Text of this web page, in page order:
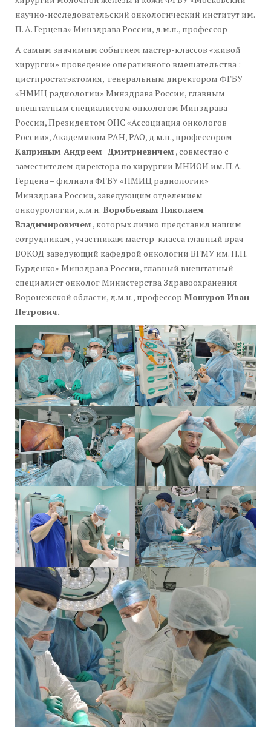
научно-исследовательский онкологический институт им.
П. А. Герцена» Минздрава России, д.м.н., профессор
А самым значимым событием мастер-классов «живой
хирургии» проведение оперативного вмешательства :
цистпростатэктомия, генеральным директором ФГБУ
«НМИЦ радиологии» Минздрава России, главным
внештатным специалистом онкологом Минздрава
России, Президентом ОНС «Ассоциация онкологов
России», Академиком РАН, РАО, д.м.н., профессором
Каприным Андреем Дмитриевичем , совместно с
заместителем директора по хирургии МНИОИ им. П.А.
Герцена – филиала ФГБУ «НМИЦ радиологии»
Минздрава России, заведующим отделением
онкоурологии, к.м.н. Воробьевым Николаем
Владимировичем , которых лично представил нашим
сотрудникам , участникам мастер-класса главный врач
ВОКОД заведующий кафедрой онкологии ВГМУ им. Н.Н.
Бурденко» Минздрава России, главный внештатный
специалист онколог Министерства Здравоохранения
Воронежской области, д.м.н., профессор Мошуров Иван
Петрович.